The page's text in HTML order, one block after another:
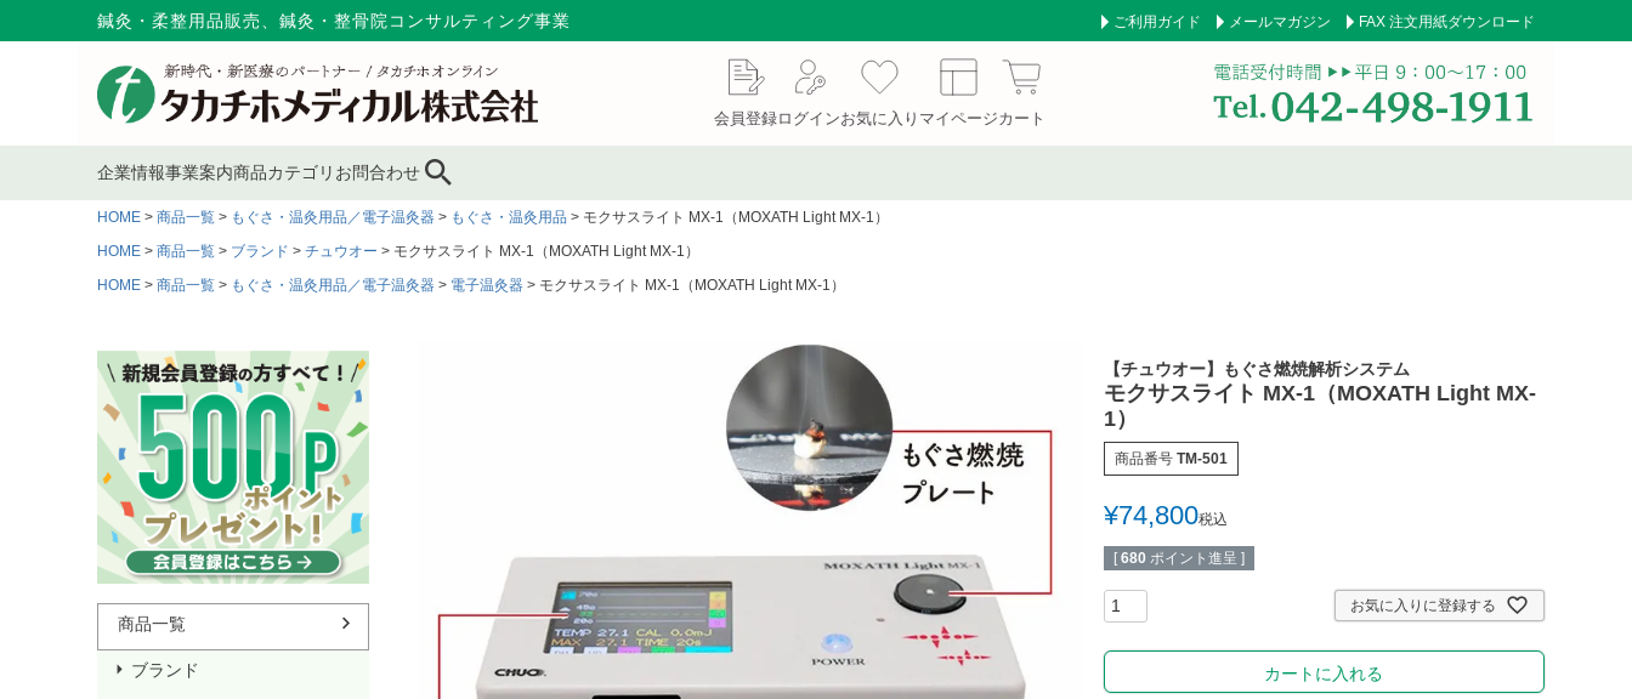
鍼灸・柔整用品販売、鍼灸・整骨院コンサルティング事業 ご利用ガイド メールマガジン FAX 注文用紙ダウンロード
会員登録ログインお気に入り マイページカート
企業情報
会社概要
MAP
採用情報
事業案内
サプライ事業
コンサルティング
商品カテゴリ
ブランド 鍼灸鍼・鍼用品
ピンセット／ハサミ・ギ
ブス剪刀
もぐさ・温灸用品／電子
キャスト材・スプリント
包帯 消毒用品 処置補助材
スポーツケア用品 消毒剤 防護具 模型 吸角療法器
マッサージ用品
冷・温感パップ用品／軟
膏
マッサージ器
多目的マクラ・マット カバー／シーツ／タオル スリッパ・シューズ ワゴン／ダストボックス
杖／車いす／歩行器
ホームケア・ヘルスケア
用品
ョン
パクリーナー
リハビリ・トレーニング
用品
お問合わせ
HOME 商品一覧 もぐさ・温灸用品／電子温灸器 もぐさ・温灸用品
モクサスライト MX-1（MOXATH Light MX-1）
HOME
商品一覧 ブランド チュウオー
モクサスライト MX-1（MOXATH Light MX-1）
HOME
商品一覧 もぐさ・温灸用品／電子温灸器 電子温灸器 モクサスライト MX-1（MOXATH Light MX-1）
商品一覧
ブランド
【チュウオー】もぐさ燃焼解析システム
モクサスライト MX-1（MOXATH Light MX-
1）
商品番号 TM-501
¥74,800税込
[ 680 ポイント進呈 ]
お気に入りに登録する
カートに入れる